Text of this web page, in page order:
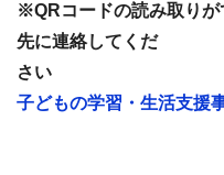
※QRコードの読み取り
先に連絡してくだ
さい
子どもの学習・生活支援